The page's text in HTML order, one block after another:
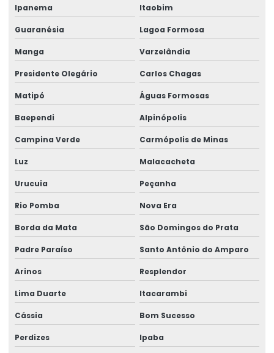
Ipanema Itaobim
Guaranésia Lagoa Formosa
Manga Varzelândia
Presidente Olegário Carlos Chagas
Matipó Águas Formosas
Baependi Alpinópolis
Campina Verde Carmópolis de Minas
Luz Malacacheta
Urucuia Peçanha
Rio Pomba Nova Era
Borda da Mata São Domingos do Prata
Padre Paraíso Santo Antônio do Amparo
Arinos Resplendor
Lima Duarte Itacarambi
Cássia Bom Sucesso
Perdizes Ipaba